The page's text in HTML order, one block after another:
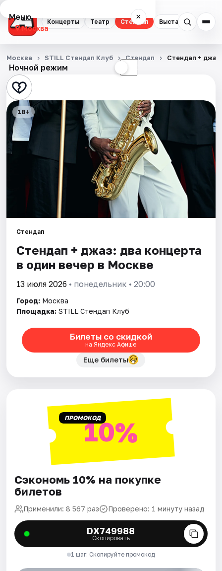
Концерты Театр Стендап Выставки
Меню ×
Москва
Концерты
Театр
Стендап
Выставки
Квесты
Города
Площадки
Рейтинги
Ночной режим ☾
Москва STILL Стендап Клуб Стендап Стендап +
18+
Стендап
Стендап + джаз: два концерта
в один вечер в Москве
13 июля 2026 • понедельник • 20:00
Город: Москва
Площадка: STILL Стендап Клуб
Билеты со скидкой
на Яндекс Афише
Еще билеты
ПРОМОКОД10%
Сэкономь 10% на покупке
билетов
Применили: 8 567 раз Проверено: 1 минуту назад
DX749988
Скопировать
1 шаг. Скопируйте промокод